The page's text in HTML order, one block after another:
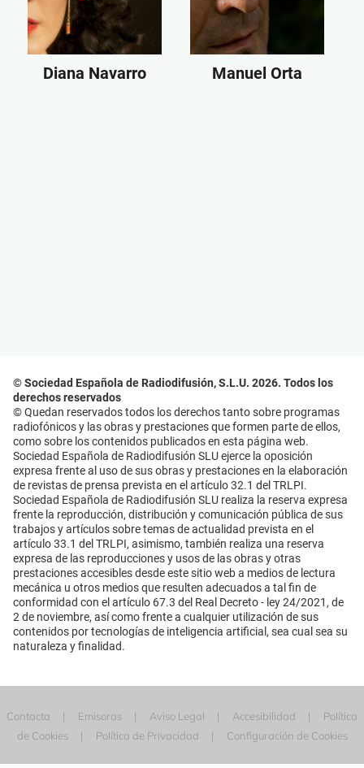
Diana Navarro Manuel Orta
© Sociedad Española de Radiodifusión, S.L.U. 2026. Todos los
derechos reservados
© Quedan reservados todos los derechos tanto sobre programas
radiofónicos y las obras y prestaciones que formen parte de ellos,
como sobre los contenidos publicados en esta página web.
Sociedad Española de Radiodifusión SLU ejerce la oposición
expresa frente al uso de sus obras y prestaciones en la elaboración
de revistas de prensa prevista en el artículo 32.1 del TRLPI.
Sociedad Española de Radiodifusión SLU realiza la reserva expresa
frente la reproducción, distribución y comunicación pública de sus
trabajos y artículos sobre temas de actualidad prevista en el
artículo 33.1 del TRLPI, asimismo, también realiza una reserva
expresa de las reproducciones y usos de las obras y otras
prestaciones accesibles desde este sitio web a medios de lectura
mecánica u otros medios que resulten adecuados a tal fin de
conformidad con el artículo 67.3 del Real Decreto - ley 24/2021, de
2 de noviembre, así como frente a cualquier utilización de sus
contenidos por tecnologías de inteligencia artificial, sea cual sea su
naturaleza y finalidad.
Contacta Emisoras Aviso Legal Accesibilidad
Política
de Cookies
Política de Privacidad Configuración de Cookies